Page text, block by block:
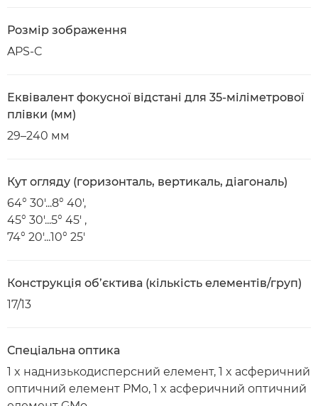
Розмір зображення
APS-C
Еквівалент фокусної відстані для 35-міліметрової
плівки (мм)
29–240 мм
Кут огляду (горизонталь, вертикаль, діагональ)
64° 30'...8° 40',
45° 30'...5° 45' ,
74° 20'...10° 25'
Конструкція об’єктива (кількість елементів/груп)
17/13
Спеціальна оптика
1 x наднизькодисперсний елемент, 1 x асферичний
оптичний елемент PMo, 1 x асферичний оптичний